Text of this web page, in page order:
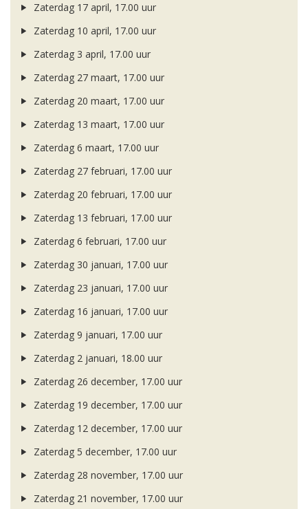
Zaterdag 17 april, 17.00 uur
Zaterdag 10 april, 17.00 uur
Zaterdag 3 april, 17.00 uur
Zaterdag 27 maart, 17.00 uur
Zaterdag 20 maart, 17.00 uur
Zaterdag 13 maart, 17.00 uur
Zaterdag 6 maart, 17.00 uur
Zaterdag 27 februari, 17.00 uur
Zaterdag 20 februari, 17.00 uur
Zaterdag 13 februari, 17.00 uur
Zaterdag 6 februari, 17.00 uur
Zaterdag 30 januari, 17.00 uur
Zaterdag 23 januari, 17.00 uur
Zaterdag 16 januari, 17.00 uur
Zaterdag 9 januari, 17.00 uur
Zaterdag 2 januari, 18.00 uur
Zaterdag 26 december, 17.00 uur
Zaterdag 19 december, 17.00 uur
Zaterdag 12 december, 17.00 uur
Zaterdag 5 december, 17.00 uur
Zaterdag 28 november, 17.00 uur
Zaterdag 21 november, 17.00 uur